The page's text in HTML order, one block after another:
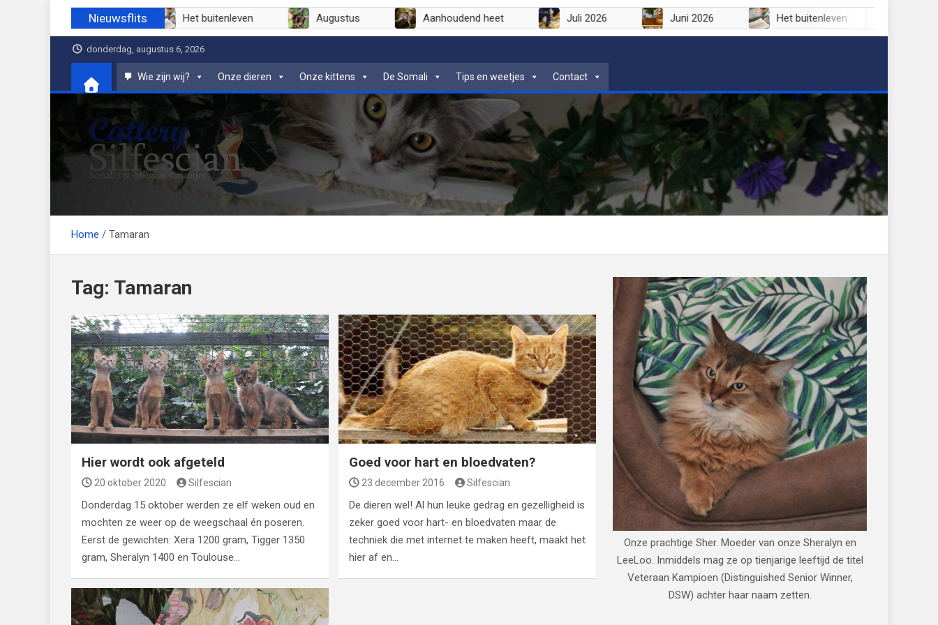
inhoud
Nieuwsflits
Juni 2026 Het buitenleven Augustus Aanhoudend heet Juli 2026 Juni 2026 Het buitenleven
donderdag, augustus 6, 2026
Wie zijn wij? Onze dieren Onze kittens De Somali Tips en weetjes Contact
Cattery Silfescian
Somali's en soms Abessijn-variantjes
Home Tamaran
Tag: Tamaran
Hier wordt ook afgeteld
20 oktober 2020 Silfescian
Donderdag 15 oktober werden ze elf weken oud en
mochten ze weer op de weegschaal én poseren.
Eerst de gewichten: Xera 1200 gram, Tigger 1350
gram, Sheralyn 1400 en Toulouse…
Goed voor hart en bloedvaten?
23 december 2016 Silfescian
De dieren wel! Al hun leuke gedrag en gezelligheid is
zeker goed voor hart- en bloedvaten maar de
techniek die met internet te maken heeft, maakt het
hier af en…
Onze prachtige Sher. Moeder van onze Sheralyn en
LeeLoo. Inmiddels mag ze op tienjarige leeftijd de titel
Veteraan Kampioen (Distinguished Senior Winner,
DSW) achter haar naam zetten.